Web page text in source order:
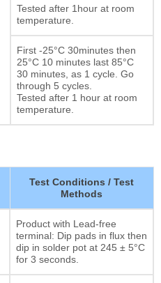
Tested after 1hour at room
temperature.
First -25°C 30minutes then
25°C 10 minutes last 85°C
30 minutes, as 1 cycle. Go
through 5 cycles.
Tested after 1 hour at room
temperature.
Test Conditions / Test
Methods
Product with Lead-free
terminal: Dip pads in flux then
dip in solder pot at 245 ± 5°C
for 3 seconds.